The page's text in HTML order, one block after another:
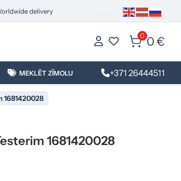
delivery
0 0 €
MEKLĒT ZĪMOLU +371 26444511
1681420028